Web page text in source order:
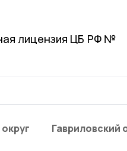
лицензия ЦБ РФ №
Гавриловский